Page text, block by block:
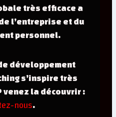
très efficace a
l’entreprise et du
personnel.
développement
s’inspire très
venez la découvrir :
nous.